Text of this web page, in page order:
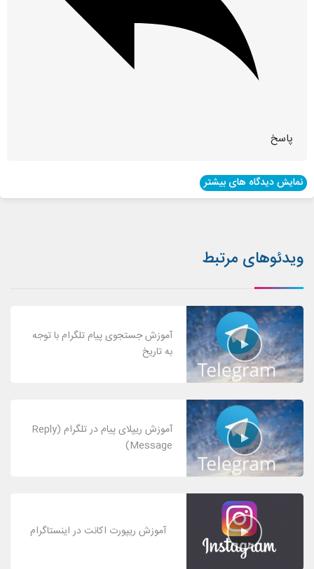
پاسخ
نمایش دیدگاه های بیشتر
ویدئوهای مرتبط
آموزش جستجوی پیام تلگرام با توجه
به تاریخ
آموزش ریپلای پیام در تلگرام (Reply
Message)
آموزش ریپورت اکانت در اینستاگرام